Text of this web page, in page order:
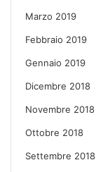
Marzo 2019
Febbraio 2019
Gennaio 2019
Dicembre 2018
Novembre 2018
Ottobre 2018
Settembre 2018